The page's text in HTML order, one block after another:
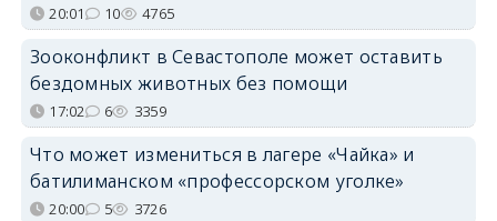
20:01 10 4765
Зооконфликт в Севастополе может оставить
бездомных животных без помощи
17:02 6 3359
Что может измениться в лагере «Чайка» и
батилиманском «профессорском уголке»
20:00 5 3726